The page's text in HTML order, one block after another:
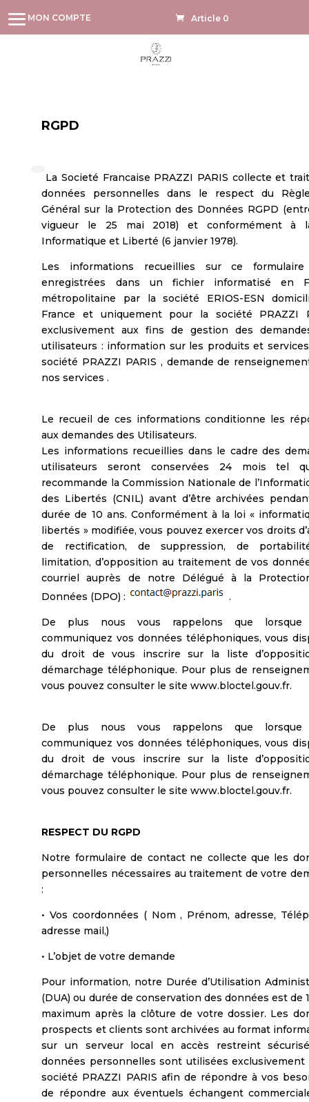
MON COMPTE Article 0
RGPD
La Societé Francaise PRAZZI PARIS collecte et
données personnelles dans le respect du
Général sur la Protection des Données RGPD
vigueur le 25 mai 2018) et conformément à
Informatique et Liberté (6 janvier 1978).
Les informations recueillies sur ce
enregistrées dans un fichier informatisé en
métropolitaine par la société ERIOS-ESN
France et uniquement pour la société PRAZZI
exclusivement aux fins de gestion des
utilisateurs : information sur les produits et
société PRAZZI PARIS , demande de
nos services .
Le recueil de ces informations conditionne les
aux demandes des Utilisateurs.
Les informations recueillies dans le cadre des
utilisateurs seront conservées 24 mois tel
recommande la Commission Nationale de
des Libertés (CNIL) avant d’être archivées
durée de 10 ans. Conformément à la loi «
libertés » modifiée, vous pouvez exercer vos droits
de rectification, de suppression, de
limitation, d’opposition au traitement de vos
courriel auprès de notre Délégué à la
Données (DPO) :
.
De plus nous vous rappelons que lorsque
communiquez vos données téléphoniques, vous
du droit de vous inscrire sur la liste
démarchage téléphonique. Pour plus de
vous pouvez consulter le site www.bloctel.gouv.fr.
De plus nous vous rappelons que lorsque
communiquez vos données téléphoniques, vous
du droit de vous inscrire sur la liste
démarchage téléphonique. Pour plus de
vous pouvez consulter le site www.bloctel.gouv.fr.
RESPECT DU RGPD
Notre formulaire de contact ne collecte que les
personnelles nécessaires au traitement de votre
:
• Vos coordonnées ( Nom , Prénom, adresse,
adresse mail,)
• L’objet de votre demande
Pour information, notre Durée d’Utilisation
(DUA) ou durée de conservation des données est de
maximum après la clôture de votre dossier. Les
prospects et clients sont archivées au format
sur un serveur local en accès restreint
données personnelles sont utilisées exclusivement
société PRAZZI PARIS afin de répondre à vos
de répondre aux éventuels échangent